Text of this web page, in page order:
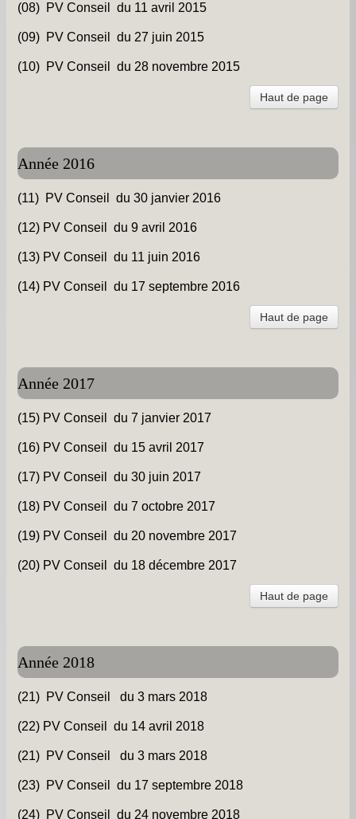
Remerciements -
Contact -
(08) PV Conseil du 11 avril 2015
(09) PV Conseil du 27 juin 2015
(10) PV Conseil du 28 novembre 2015
Haut de page
Année 2016
(11) PV Conseil du 30 janvier 2016
(12) PV Conseil du 9 avril 2016
(13) PV Conseil du 11 juin 2016
(14) PV Conseil du 17 septembre 2016
Haut de page
Année 2017
(15) PV Conseil du 7 janvier 2017
(16) PV Conseil du 15 avril 2017
(17) PV Conseil du 30 juin 2017
(18) PV Conseil du 7 octobre 2017
(19) PV Conseil du 20 novembre 2017
(20) PV Conseil du 18 décembre 2017
Haut de page
Année 2018
(21) PV Conseil du 3 mars 2018
(22) PV Conseil du 14 avril 2018
(21) PV Conseil du 3 mars 2018
(23) PV Conseil du 17 septembre 2018
(24) PV Conseil du 24 novembre 2018